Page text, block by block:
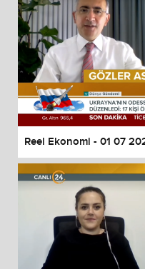
Reel Ekonomi - 01 07